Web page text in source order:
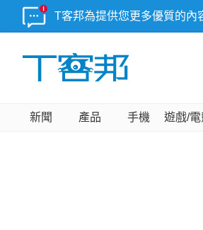
T客邦為提供您更多優質的內
新聞 產品 手機 遊戲/電